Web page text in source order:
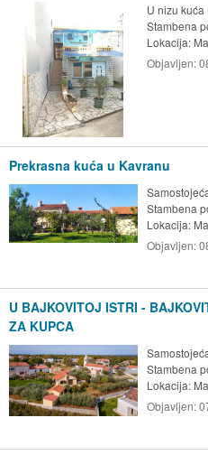
U nizu kuća
Stambena
Lokacija:
Objavljen:
Prekrasna kuća u Kavranu
Stambena
Lokacija:
Objavljen:
U BAJKOVITOJ ISTRI -
ZA KUPCA
Stambena
Lokacija:
Objavljen: